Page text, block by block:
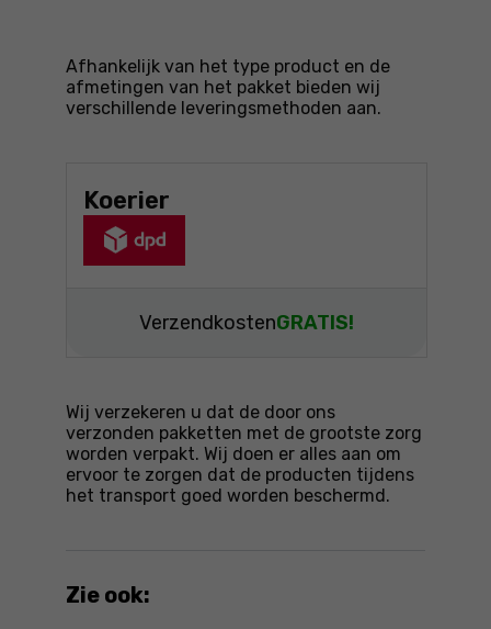
Afhankelijk van het type product en de
afmetingen van het pakket bieden wij
verschillende leveringsmethoden aan.
Koerier
VerzendkostenGRATIS!
Wij verzekeren u dat de door ons
verzonden pakketten met de grootste zorg
worden verpakt. Wij doen er alles aan om
ervoor te zorgen dat de producten tijdens
het transport goed worden beschermd.
Zie ook: